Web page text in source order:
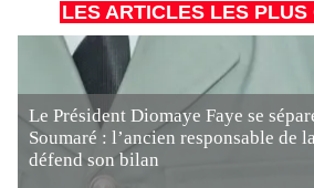
LES ARTICLES LES PLUS
Le Président Diomaye Faye se
Soumaré : l’ancien responsable de
défend son bilan